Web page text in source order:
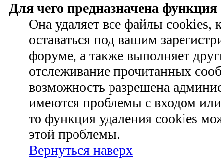
Для чего предназначена
Она удаляет все файлы cookies,
оставаться под вашим
форуме, а также выполняет
отслеживание прочитанных
возможность разрешена
имеются проблемы с входом
то функция удаления cookies
этой проблемы.
Вернуться наверх